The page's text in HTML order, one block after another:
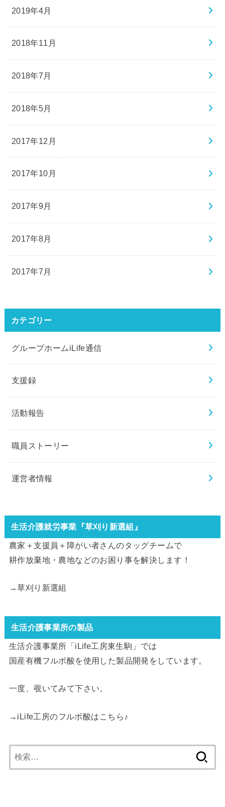
2019年4月
2018年11月
2018年7月
2018年5月
2017年12月
2017年10月
2017年9月
2017年8月
2017年7月
カテゴリー
グループホームiLife通信
支援録
活動報告
職員ストーリー
運営者情報
生活介護就労事業『草刈り新選組』
農家＋支援員＋障がい者さんのタッグチームで
耕作放棄地・農地などのお困り事を解決します！
→草刈り新選組
生活介護事業所の製品
生活介護事業所「iLife工房東生駒」では
国産有機フルボ酸を使用した製品開発をしています。
一度、覗いてみて下さい。
→ iLife工房のフルボ酸はこちら♪
索: